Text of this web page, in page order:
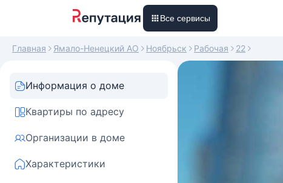
Все сервисы
Главная Ямало-Ненецкий АО Ноябрьск Рабочая 22
Информация о доме
Квартиры по адресу
Организации в доме
Характеристики